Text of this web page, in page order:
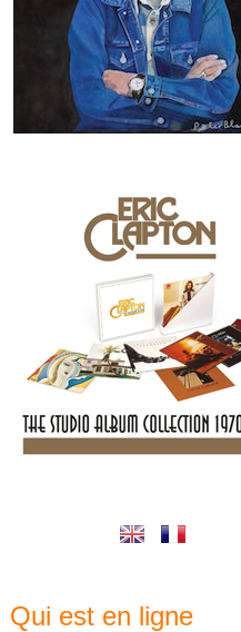
Qui est en ligne